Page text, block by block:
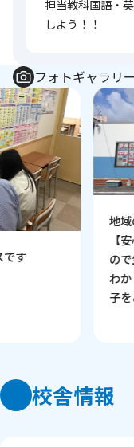
担当教科国語・
しよう！！
フォトギャラリー
す
地域
【安
ので
わか
子を
校舎情報